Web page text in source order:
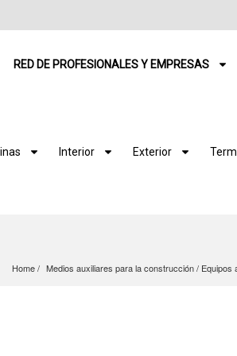
RED DE PROFESIONALES Y EMPRESAS
Interior Exterior
Home Medios auxiliares para la construcción / Equipos